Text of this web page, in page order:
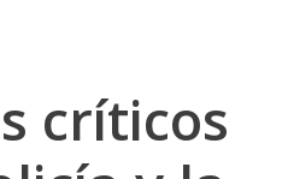
críticos